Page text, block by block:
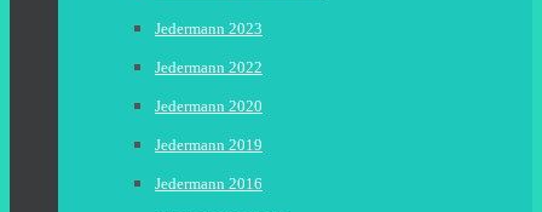
Jedermann 2023
Jedermann 2022
Jedermann 2020
Jedermann 2019
Jedermann 2016